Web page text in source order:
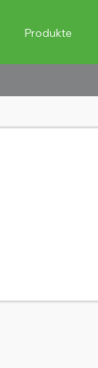
Produkte